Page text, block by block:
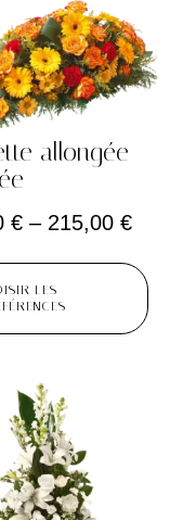
allongée
€ – 215,00 €
LES